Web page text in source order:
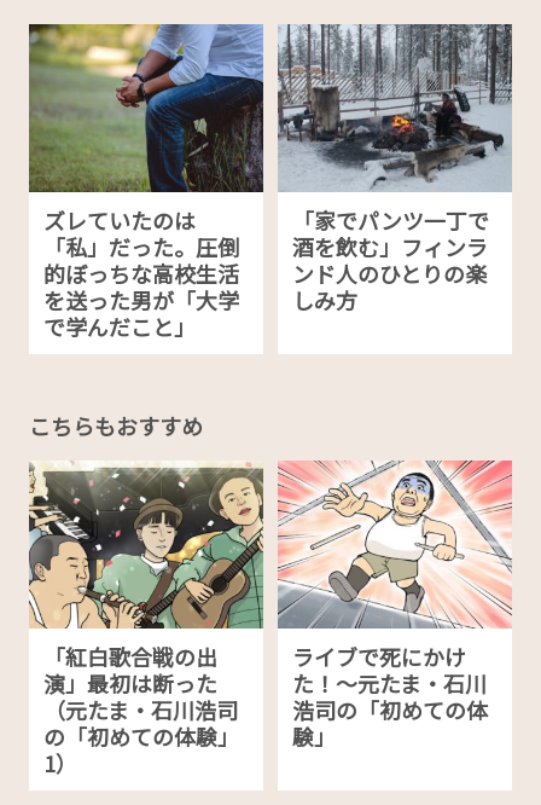
ズレていたのは
「私」だった。圧倒
的ぼっちな高校生活
を送った男が「大学
で学んだこと」
「家でパンツ一丁で
酒を飲む」フィンラ
ンド人のひとりの楽
しみ方
こちらもおすすめ
「紅白歌合戦の出
演」最初は断った
（元たま・石川浩司
の「初めての体験」
1）
ライブで死にかけ
た！～元たま・石川
浩司の「初めての体
験」